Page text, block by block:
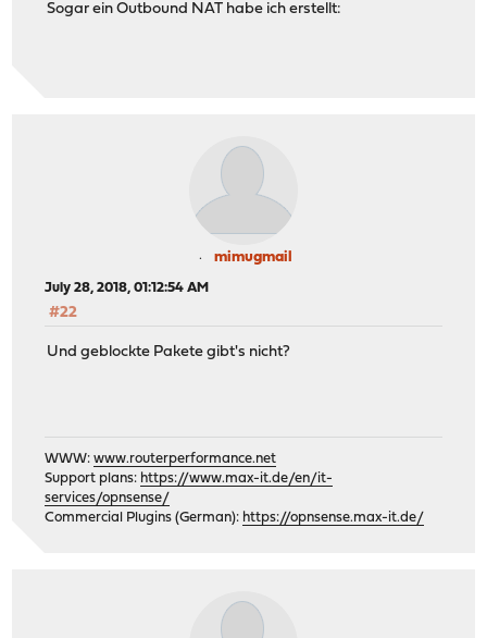
Sogar ein Outbound NAT habe ich erstellt:
mimugmail
July 28, 2018, 01:12:54 AM
#22
Und geblockte Pakete gibt's nicht?
WWW:www.routerperformance.net
Support plans: https://www.max-it.de/en/it-
services/opnsense/
Commercial Plugins (German): https://opnsense.max-it.de/